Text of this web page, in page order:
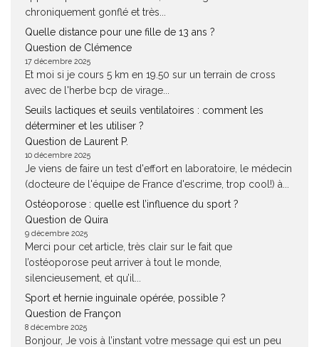
chroniquement gonflé et très...
Quelle distance pour une fille de 13 ans ?
Question de Clémence
17 décembre 2025
Et moi si je cours 5 km en 19.50 sur un terrain de cross
avec de l'herbe bcp de virage...
Seuils lactiques et seuils ventilatoires : comment les
déterminer et les utiliser ?
Question de Laurent P.
10 décembre 2025
Je viens de faire un test d'effort en laboratoire, le médecin
(docteure de l'équipe de France d'escrime, trop cool!) à...
Ostéoporose : quelle est l’influence du sport ?
Question de Quira
9 décembre 2025
Merci pour cet article, très clair sur le fait que
l’ostéoporose peut arriver à tout le monde,
silencieusement, et qu’il...
Sport et hernie inguinale opérée, possible ?
Question de Françon
8 décembre 2025
Bonjour, Je vois à l’instant votre message qui est un peu